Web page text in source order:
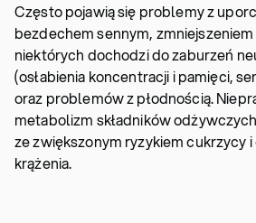
Często pojawią się problemy z
bezdechem sennym, zmniejszeniem
niektórych dochodzi do zaburzeń
(osłabienia koncentracji i pamięci,
oraz problemów z płodnością.
metabolizm składników
ze zwiększonym ryzykiem cukrzycy i
krążenia.